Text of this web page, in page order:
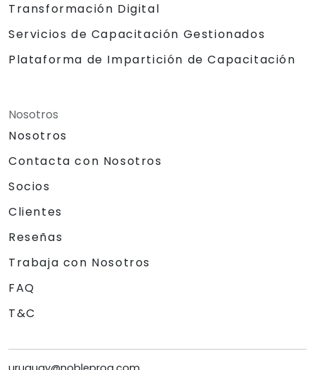
Transformación Digital
Servicios de Capacitación Gestionados
Plataforma de Impartición de Capacitación
Nosotros
Nosotros
Contacta con Nosotros
Socios
Clientes
Reseñas
Trabaja con Nosotros
FAQ
T&C